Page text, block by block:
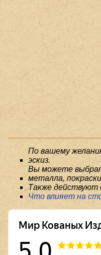
По вашему
эскиз.
Вы можете
металла,
Также действуют
Что влияет на